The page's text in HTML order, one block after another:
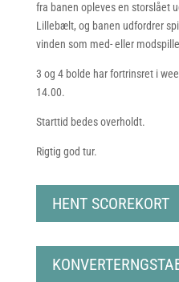
fra banen opleves en storslået
Lillebælt, og banen udfordrer
vinden som med- eller
3 og 4 bolde har fortrinsret i
14.00.
Starttid bedes overholdt.
Rigtig god tur.
HENT SCOREKORT